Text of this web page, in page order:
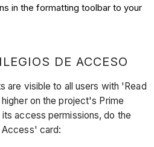
in the formatting toolbar to your
DE ACCESO
are visible to all users with 'Read
on the project's Prime
access permissions, do the
card: